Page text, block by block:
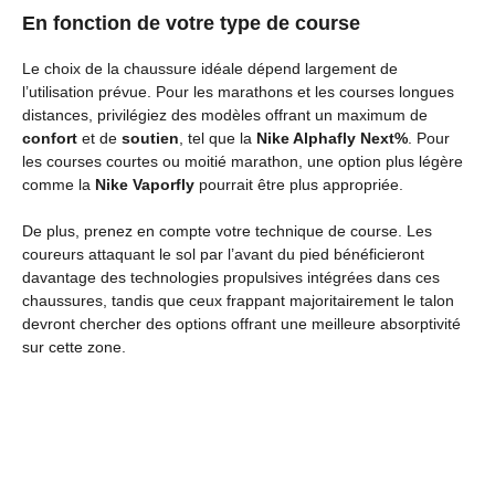
En fonction de votre type de course
Le choix de la chaussure idéale dépend largement de
l’utilisation prévue. Pour les marathons et les courses longues
distances, privilégiez des modèles offrant un maximum de
confort et de soutien , tel que la Nike Alphafly Next% . Pour
les courses courtes ou moitié marathon, une option plus légère
comme la Nike Vaporfly pourrait être plus appropriée.
De plus, prenez en compte votre technique de course. Les
coureurs attaquant le sol par l’avant du pied bénéficieront
davantage des technologies propulsives intégrées dans ces
chaussures, tandis que ceux frappant majoritairement le talon
devront chercher des options offrant une meilleure absorptivité
sur cette zone.